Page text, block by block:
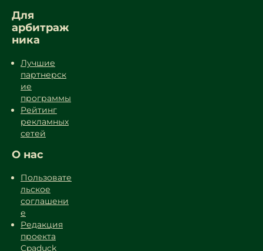
Для
арбитраж
ника
Лучшие
партнерск
ие
программы
Рейтинг
рекламных
сетей
О нас
Пользовате
льское
соглашени
е
Редакция
проекта
Cpaduck